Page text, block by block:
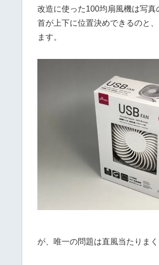
改造に使った100均扇風機は写真
首が上下に位置決めできるのと
ます。
が、唯一の問題は直風当たりまく